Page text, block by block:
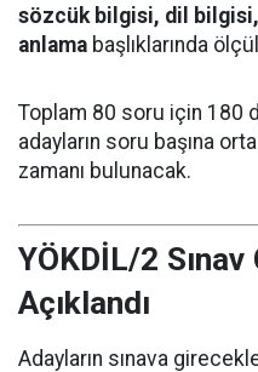
sözcük bilgisi, dil
anlama başlıklarında
Toplam 80 soru için 180
adayların soru başına
zamanı bulunacak.
YÖKDİL/2
Açıklandı
Adayların sınava